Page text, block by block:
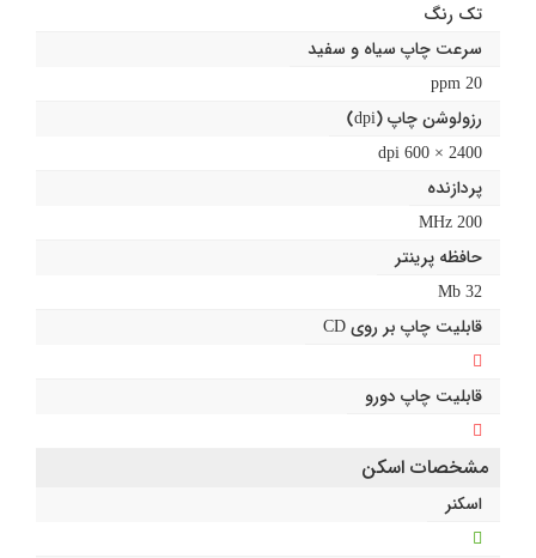
تک رنگ
سرعت چاپ سیاه و سفید
20 ppm
رزولوشن چاپ (dpi)
2400 × 600 dpi
پردازنده
200 MHz
حافظه پرینتر
32 Mb
قابلیت چاپ بر روی CD
قابلیت چاپ دورو
مشخصات اسکن
اسکنر